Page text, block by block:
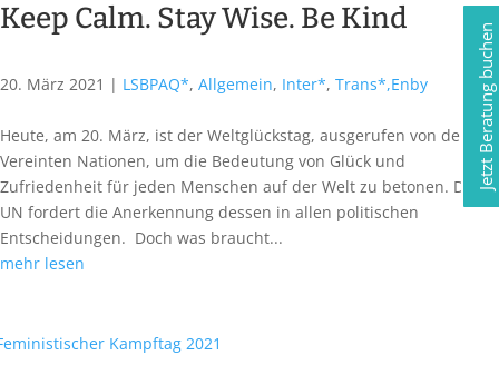
Keep Calm. Stay Wise. Be Kind
20. März 2021 | LSBPAQ*, Allgemein, Inter*, Trans*,Enby
Heute, am 20. März, ist der Weltglückstag, ausgerufen von den
Vereinten Nationen, um die Bedeutung von Glück und
Zufriedenheit für jeden Menschen auf der Welt zu betonen. Die
UN fordert die Anerkennung dessen in allen politischen
Entscheidungen. Doch was braucht...
mehr lesen
Jetzt Beratung buchen